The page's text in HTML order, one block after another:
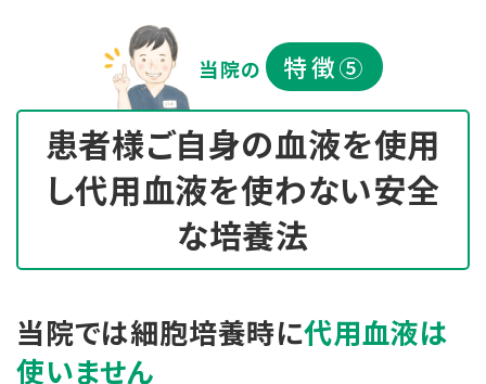
当院の 特徴⑤
患者様ご自身の血液を使用
し代用血液を使わない安全
な培養法
当院では細胞培養時に代用血液は
使いません